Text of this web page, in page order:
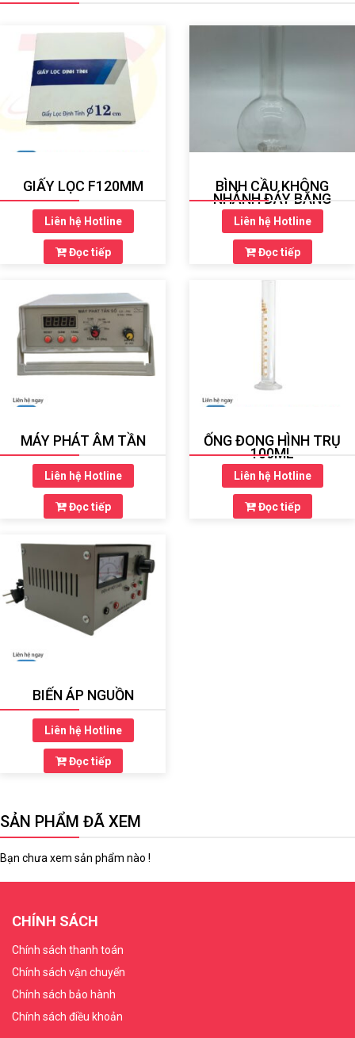
GIẤY LỌC F120MM
Liên hệ Hotline
Đọc tiếp
BÌNH CẦU KHÔNG
NHÁNH ĐÁY BẰNG
Liên hệ Hotline
Đọc tiếp
MÁY PHÁT ÂM TẦN
Liên hệ Hotline
Đọc tiếp
ỐNG ĐONG HÌNH TRỤ
100ML
Liên hệ Hotline
Đọc tiếp
BIẾN ÁP NGUỒN
Liên hệ Hotline
Đọc tiếp
SẢN PHẨM ĐÃ XEM
Bạn chưa xem sản phẩm nào !
CHÍNH SÁCH
Chính sách thanh toán
Chính sách vận chuyển
Chính sách bảo hành
Chính sách điều khoản